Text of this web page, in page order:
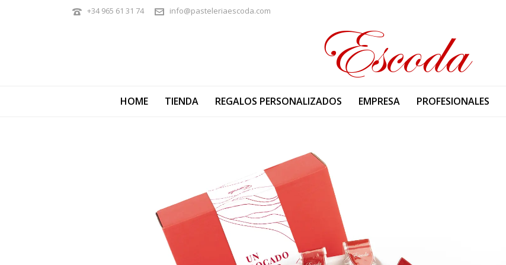
+34 965 61 31 74 info@pasteleriaescoda.com
HOME TIENDA REGALOS PERSONALIZADOS EMPRESA PROFESIONALES